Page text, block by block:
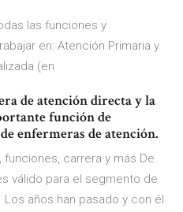
las funciones y
en: Atención Primaria y
(en
de atención directa y la
función de
enfermeras de atención.
funciones, carrera y más De
válido para el segmento de
años han pasado y con él